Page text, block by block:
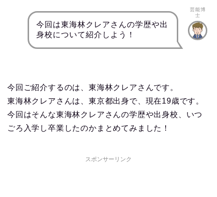
今回は東海林クレアさんの学歴や出
身校について紹介しよう！
芸能博
士
今回ご紹介するのは、東海林クレアさんです。
東海林クレアさんは、東京都出身で、現在19歳です。
今回はそんな東海林クレアさんの学歴や出身校、いつ
ごろ入学し卒業したのかまとめてみました！
スポンサーリンク